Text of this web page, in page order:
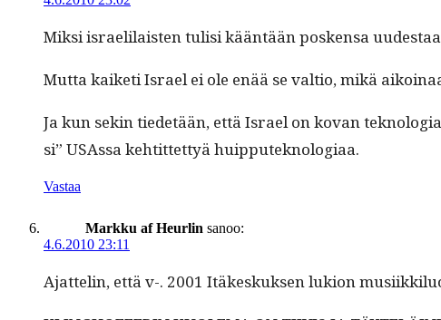
Mik­si israelilais­ten tulisi kään­tään posken­sa
Mut­ta kaiketi Israel ei ole enää se val­tio, mikä
Ja kun sekin tiede­tään, että Israel on kovan
si” USAs­sa kehtit­tet­tyä huipputeknologiaa.
Vastaa
Markku af Heurlin sanoo:
4.6.2010 23:11
Ajat­telin, että v-. 2001 Itäkeskuk­sen lukion